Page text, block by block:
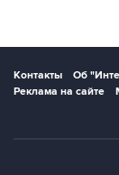
Контакты Об
Реклама на сайте